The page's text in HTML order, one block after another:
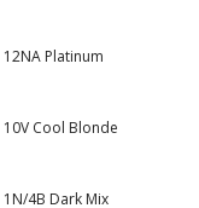
12NA Platinum
10V Cool Blonde
1N/4B Dark Mix